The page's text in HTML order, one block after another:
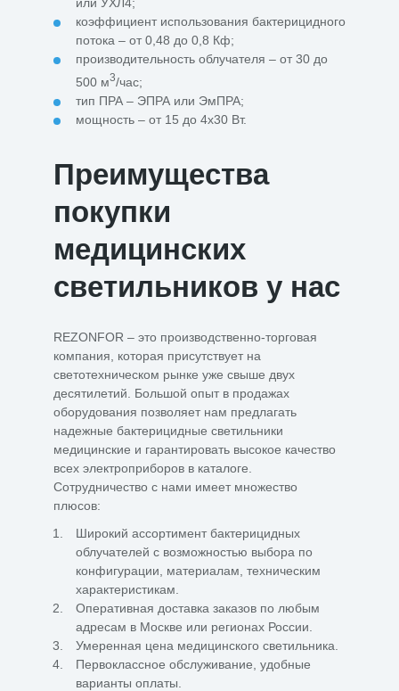
коэффициент использования бактерицидного
потока – от 0,48 до 0,8 Кф;
производительность облучателя – от 30 до
500 м3/час;
тип ПРА – ЭПРА или ЭмПРА;
мощность – от 15 до 4х30 Вт.
Преимущества
покупки
медицинских
светильников у нас
REZONFOR – это производственно-торговая
компания, которая присутствует на
светотехническом рынке уже свыше двух
десятилетий. Большой опыт в продажах
оборудования позволяет нам предлагать
надежные бактерицидные светильники
медицинские и гарантировать высокое качество
всех электроприборов в каталоге.
Сотрудничество с нами имеет множество
плюсов:
Широкий ассортимент бактерицидных
облучателей с возможностью выбора по
конфигурации, материалам, техническим
характеристикам.
Оперативная доставка заказов по любым
адресам в Москве или регионах России.
Умеренная цена медицинского светильника.
Первоклассное обслуживание, удобные
варианты оплаты.